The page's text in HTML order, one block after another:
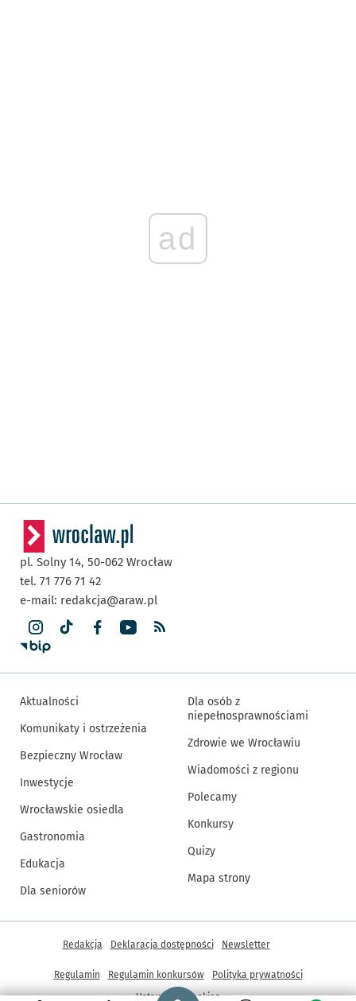
ad
Strona główna - wroclaw.pl
pl. Solny 14, 50-062 Wrocław
tel. 71 776 71 42
e-mail: redakcja@araw.pl
Aktualności
Komunikaty i ostrzeżenia
Bezpieczny Wrocław
Inwestycje
Wrocławskie osiedla
Gastronomia
Edukacja
Dla seniorów
Dla osób z
niepełnosprawnościami
Zdrowie we Wrocławiu
Wiadomości z regionu
Polecamy
Konkursy
Quizy
Mapa strony
Inne informacje
Redakcja Deklaracja dostępności Newsletter
Regulamin Regulamin konkursów
Polityka prywatności
Ustawienia cookies